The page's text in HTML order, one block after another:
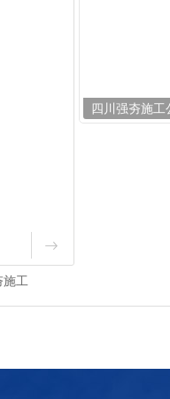
四川强夯施工
施工